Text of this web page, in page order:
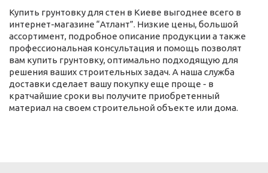
Купить грунтовку для стен в Киеве выгоднее всего в
интернет-магазине “Атлант”. Низкие цены, большой
ассортимент, подробное описание продукции а также
профессиональная консультация и помощь позволят
вам купить грунтовку, оптимально подходящую для
решения ваших строительных задач. А наша служба
доставки сделает вашу покупку еще проще - в
кратчайшие сроки вы получите приобретенный
материал на своем строительной объекте или дома.